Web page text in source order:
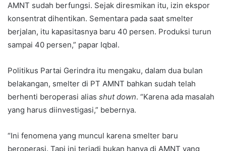
AMNT sudah berfungsi. Sejak diresmikan itu, izin ekspor
konsentrat dihentikan. Sementara pada saat smelter
berjalan, itu kapasitasnya baru 40 persen. Produksi turun
sampai 40 persen,” papar Iqbal.
Politikus Partai Gerindra itu mengaku, dalam dua bulan
belakangan, smelter di PT AMNT bahkan sudah telah
berhenti beroperasi alias shut down. “Karena ada masalah
yang harus diinvestigasi,” bebernya.
“Ini fenomena yang muncul karena smelter baru
beroperasi. Tapi ini terjadi bukan hanya di AMNT yang